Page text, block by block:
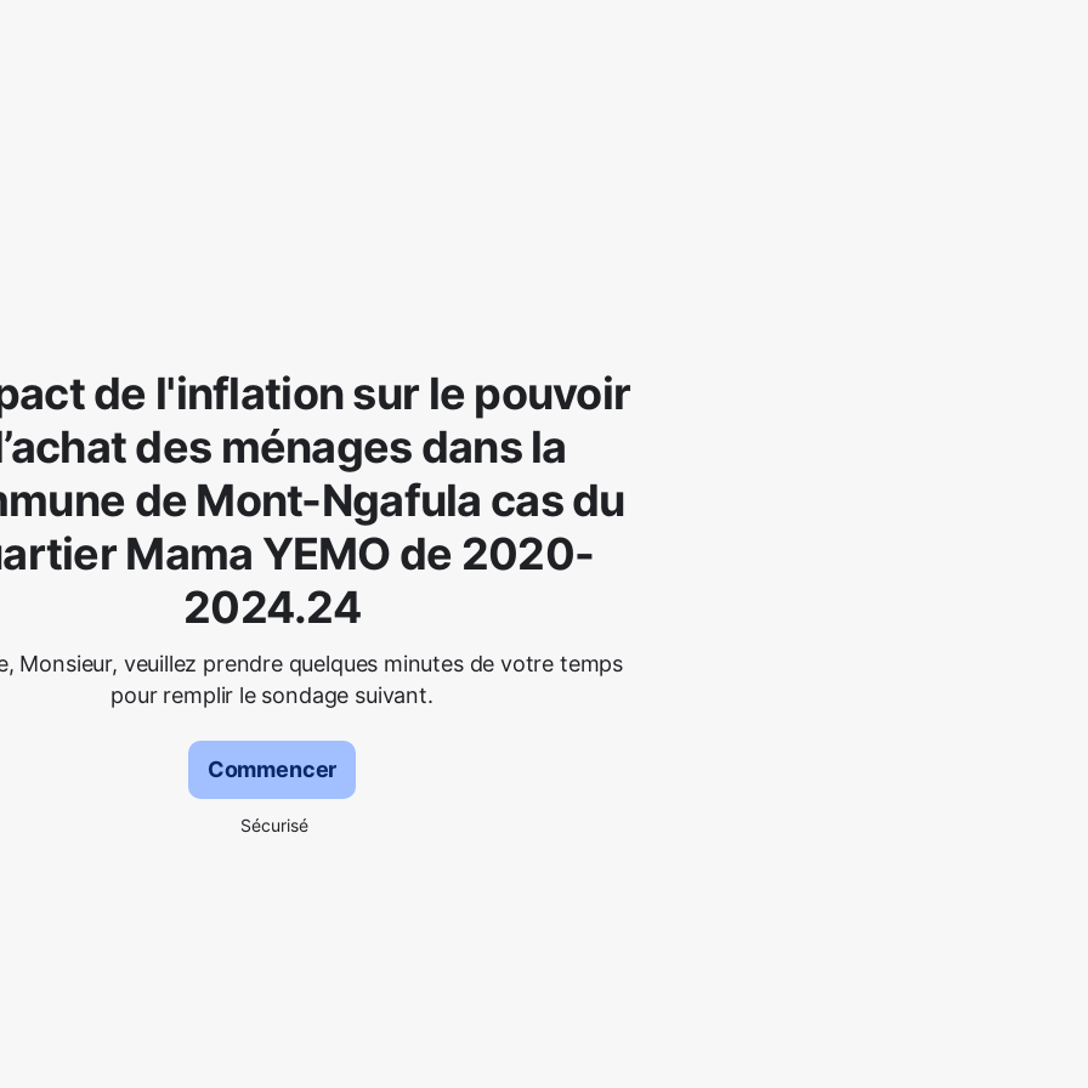
de l'inflation sur le pouvoir
des ménages dans la
de Mont-Ngafula cas du
Mama YEMO de 2020-
2024.24
Monsieur, veuillez prendre quelques minutes de votre temps
pour remplir le sondage suivant.
Commencer
Sécurisé